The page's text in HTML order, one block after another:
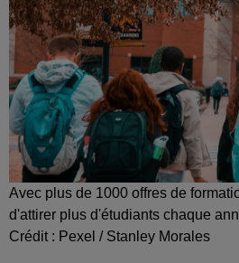
Avec plus de 1000 offres de
d'attirer plus d'étudiants chaque
Crédit : Pexel / Stanley Morales